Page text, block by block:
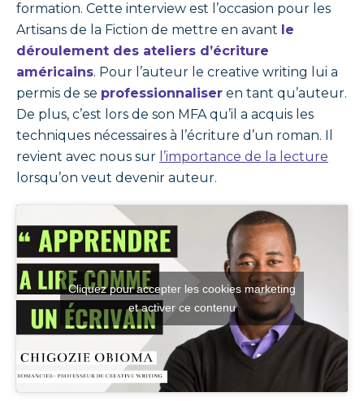
formation. Cette interview est l’occasion pour les
Artisans de la Fiction de mettre en avant le
déroulement des ateliers d’écriture
américains. Pour l’auteur le creative writing lui a
permis de se professionnaliser en tant qu’auteur.
De plus, c’est lors de son MFA qu’il a acquis les
techniques nécessaires à l’écriture d’un roman. Il
revient avec nous sur l’importance de la lecture
lorsqu’on veut devenir auteur.
Cliquez pour accepter les cookies marketing
et activer ce contenu